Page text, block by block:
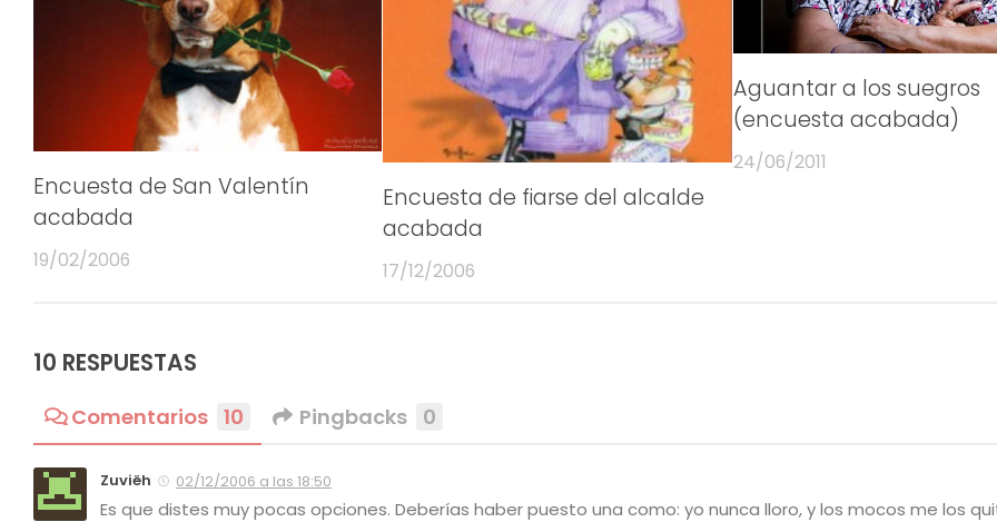
Encuesta de San Valentín
acabada
19/02/2006
Encuesta de fiarse del alcalde
acabada
17/12/2006
Aguantar a los suegros
(encuesta acabada)
24/06/2011
10 RESPUESTAS
Comentarios 10 Pingbacks 0
Zuviëh 02/12/2006 a las 18:50
Es que distes muy pocas opciones. Deberías haber puesto una como: yo nunca lloro, y los mocos me los